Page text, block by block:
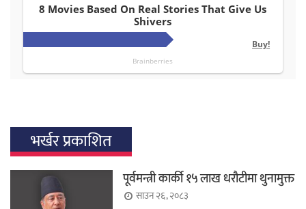
भर्खर प्रकाशित
पूर्वमन्त्री कार्की १५ लाख धरौटीमा थुनामुक्त
साउन २६, २०८३